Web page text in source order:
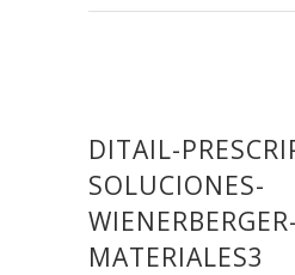
DITAIL-
SOLUCIONES-
WIENERBERGER-
MATERIALES3